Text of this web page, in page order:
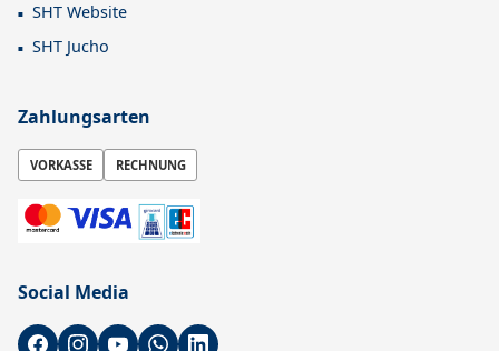
SHT Website
SHT Jucho
Zahlungsarten
VORKASSE RECHNUNG
Social Media